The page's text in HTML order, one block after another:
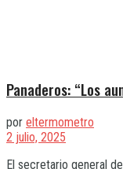
Panaderos: “Los
por eltermometro
2 julio, 2025
El secretario general